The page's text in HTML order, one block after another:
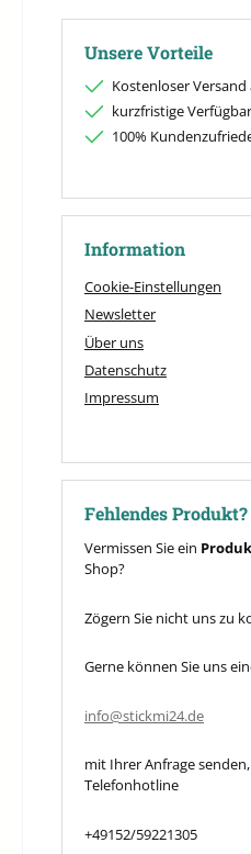
Unsere Vorteile
Kostenloser
kurzfristige
100%
Information
Cookie-Einstellungen
Newsletter
Über uns
Datenschutz
Impressum
Fehlendes Produkt?
Vermissen Sie ein
Shop?
Zögern Sie nicht uns zu
Gerne können Sie uns
info@stickmi24.de
mit Ihrer Anfrage
Telefonhotline
+49152/59221305